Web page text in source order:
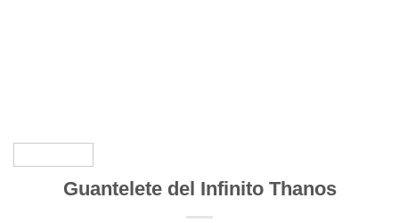
Guantelete del Infinito Thanos